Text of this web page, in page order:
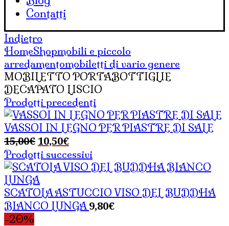
Contatti
Indietro
HomeShopmobili e piccolo
arredamentomobiletti di vario genere
MOBILETTO PORTABOTTIGLIE
DECAPATO LISCIO
Prodotti precedenti
VASSOI IN LEGNO PER PIASTRE DI SALE
15,00€ Il
prezzo
originale
era:
15,00€.
10,50€Il
prezzo
attuale
10,50€.
Prodotti successivi
SCATOLA ASTUCCIO VISO DEL BUDDHA
BIANCO LUNGA 9,80€
-20%